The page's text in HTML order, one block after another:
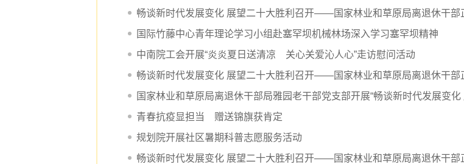
畅谈新时代发展变化 展望二十大胜利召开——国家林业和草原局离退休干部
国际竹藤中心青年理论学习小组赴塞罕坝机械林场深入学习塞罕坝精神
中南院工会开展“炎炎夏日送清凉 关心关爱沁人心”走访慰问活动
畅谈新时代发展变化 展望二十大胜利召开——国家林业和草原局离退休干部
国家林业和草原局离退休干部局雅园老干部党支部开展“畅谈新时代发展变
青春抗疫显担当 赠送锦旗获肯定
规划院开展社区暑期科普志愿服务活动
畅谈新时代发展变化 展望二十大胜利召开——国家林业和草原局离退休干部